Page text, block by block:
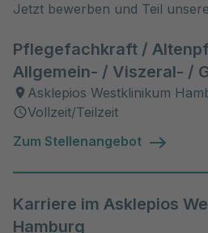
Jetzt bewerben und Teil
Pflegefachkraft /
Allgemein- / Viszeral- /
Asklepios Westklinikum
Vollzeit/Teilzeit
Zum Stellenangebot
Karriere im Asklepios
Hamburg